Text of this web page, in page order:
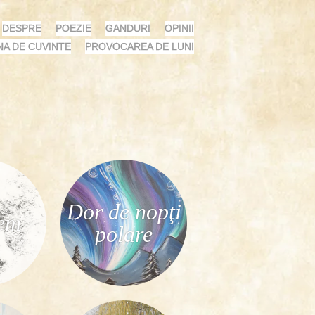
DESPRE POEZIE GANDURI
OPINII
DE CUVINTE
PROVOCAREA DE LUNI
Dor de nopţi
polare